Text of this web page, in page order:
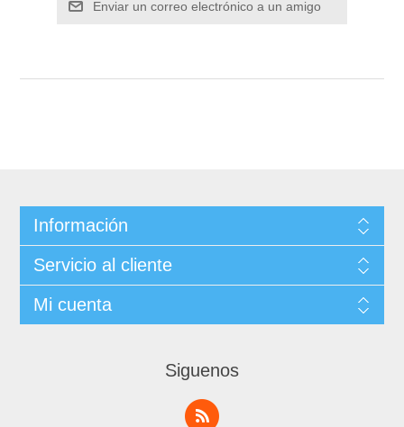
Información
Servicio al cliente
Mi cuenta
Siguenos